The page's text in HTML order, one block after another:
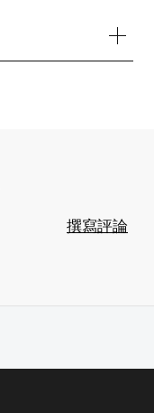
撰寫評論